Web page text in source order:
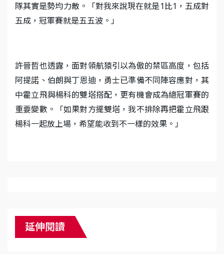
隊其實是勢均力敵。「對我來說現在就是1比1，五成對
五成，冠軍賽就是五五波。」
許晉哲也透露，面對領航猿引以為傲的禁區高度，包括
阿提諾、伯朗與丁恩迪，勇士已準備不同陣容應對，其
中霍立飛與楊科的雙塔搭配，更有機會成為總冠軍賽的
重要變數。「如果對方擺雙塔，我不排除再把霍立飛跟
楊科一起放上場，希望能收到不一樣的效果。」
延伸閱讀